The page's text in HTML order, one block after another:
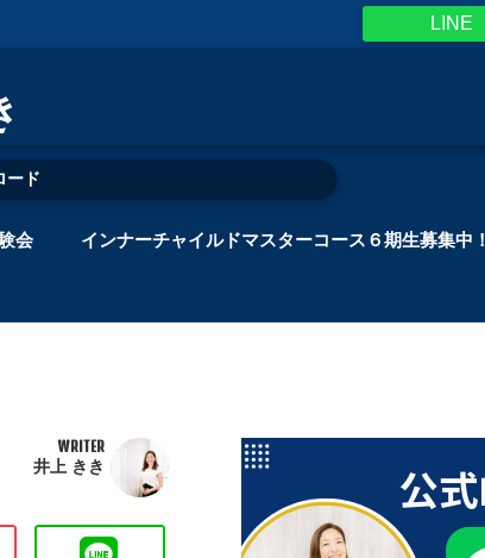
LINE
ード
会 インナーチャイルドマスターコース６期生募集中！
WRITER
井上 きき